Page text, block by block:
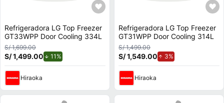
Refrigeradora LG Top Freezer
GT33WPP Door Cooling 334L
S/ 1,699.00
S/ 1,499.00 11%
Hiraoka
Refrigeradora LG Top Freezer
GT31WPP Door Cooling 314L
S/ 1,499.00
S/ 1,549.00 3%
Hiraoka